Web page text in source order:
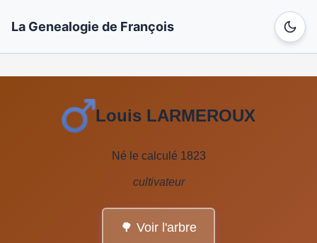
La Genealogie de François
Louis LARMEROUX
Né le calculé 1823
cultivateur
🌳 Voir l'arbre